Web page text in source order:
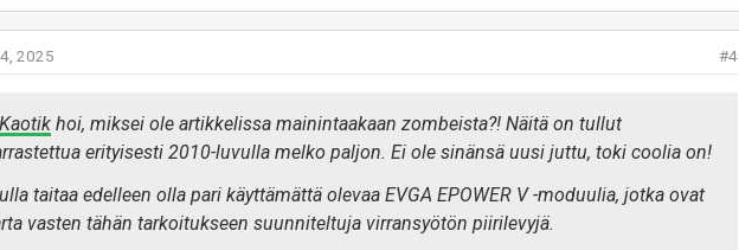
#4
2025
hoi, miksei ole artikkelissa mainintaakaan zombeista?! Näitä on tullut
erityisesti 2010-luvulla melko paljon. Ei ole sinänsä uusi juttu, toki coolia on!
taitaa edelleen olla pari käyttämättä olevaa EVGA EPOWER V -moduulia, jotka ovat
vasten tähän tarkoitukseen suunniteltuja virransyötön piirilevyjä.